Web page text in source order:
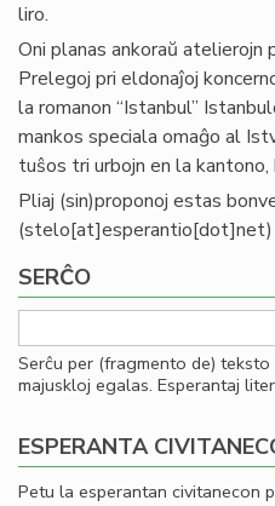
liro.
Oni planas ankoraŭ atelierojn
Prelegoj pri eldonaĵoj
la romanon “Istanbul”
mankos speciala omaĝo al
tuŝos tri urbojn en la kantono,
Pliaj (sin)proponoj estas
(stelo[at]esperantio[dot]net)
SERĈO
Serĉu per (fragmento de)
majuskloj egalas. Esperantaj
ESPERANTA
Petu la esperantan civitanecon